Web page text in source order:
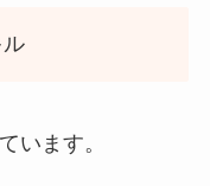
います。